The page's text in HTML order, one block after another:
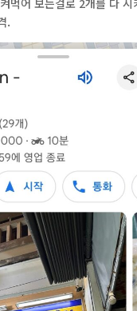
.